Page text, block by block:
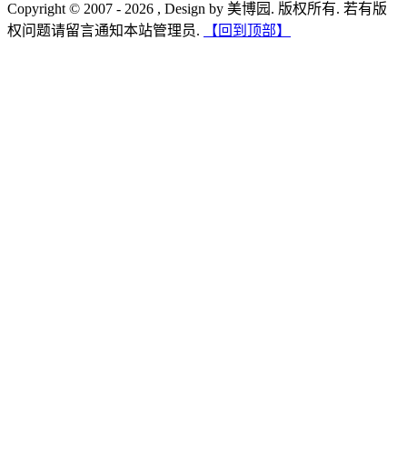
Copyright © 2007 - 2026 , Design by 美博园. 版权所有. 若有版
权问题请留言通知本站管理员.
【回到顶部】